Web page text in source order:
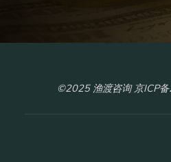
©2025 渔渡咨询 京ICP